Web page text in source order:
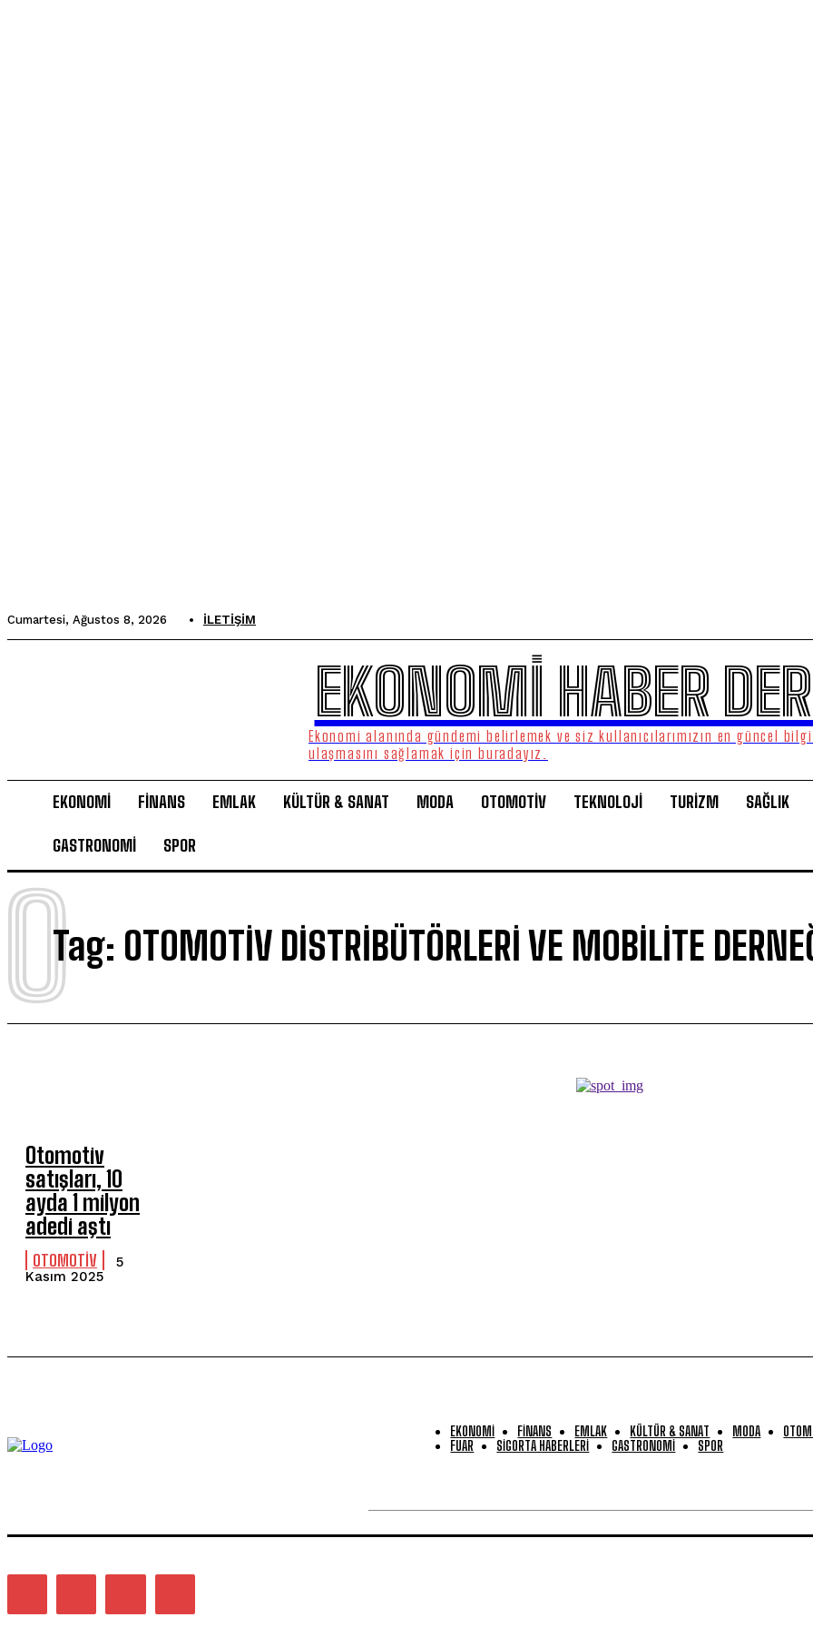
Cumartesi, Ağustos 8, 2026 İLETIŞIM
EKONOMİ HABER
Ekonomi alanında gündemi belirlemek ve siz kullanıcılarımızın en güncel
ulaşmasını sağlamak için buradayız.
EKONOMİ FİNANS EMLAK KÜLTÜR & SANAT MODA OTOMOTİV TEKNOLOJİ TURİZM SAĞLIK
GASTRONOMİ SPOR
Tag: OTOMOTIV DISTRIBÜTÖRLERI VE MOBILITE
O
Otomotiv
satışları, 10
ayda 1 milyon
adedi aştı
OTOMOTİV
5
Kasım 2025
EKONOMİ FİNANS EMLAK KÜLTÜR & SANAT MODA
FUAR
SİGORTA HABERLERİ GASTRONOMİ SPOR